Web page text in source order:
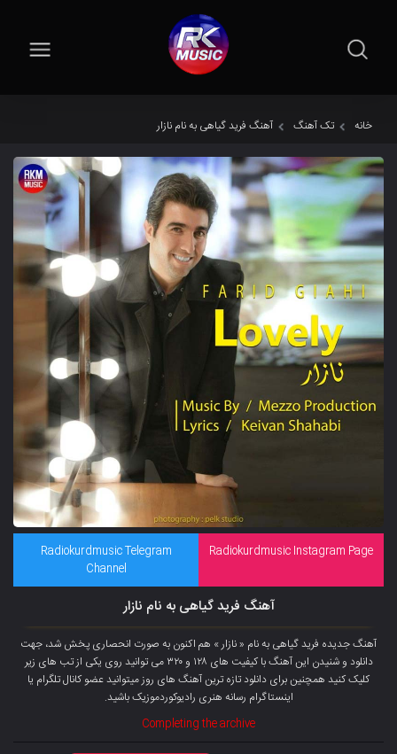
خانه تک آهنگ آهنگ فرید گیاهی به نام نازار
Radiokurdmusic Instagram Page
Radiokurdmusic Telegram
Channel
آهنگ فرید گیاهی به نام نازار
آهنگ جدیده فرید گیاهی به نام « نازار » هم اکنون به صورت انحصاری پخش شد، جهت
دانلود و شنیدن این آهنگ با کیفیت های ۱۲۸ و ۳۲۰ می توانید روی یکی از تب های زیر
کلیک کنید همچنین برای دانلود تازه ترین آهنگ های روز میتوانید عضو کانال تلگرام یا
اینستاگرام رسانه هنری رادیوکوردموزیک باشید.
Completing the archive